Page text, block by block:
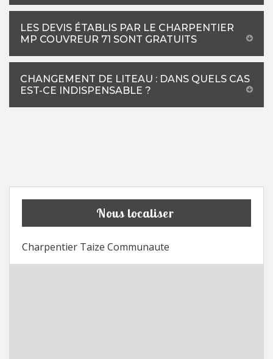
LES DEVIS ÉTABLIS PAR LE CHARPENTIER
MP COUVREUR 71 SONT GRATUITS
CHANGEMENT DE LITEAU : DANS QUELS CAS
EST-CE INDISPENSABLE ?
Nous localiser
Charpentier Taize Communaute